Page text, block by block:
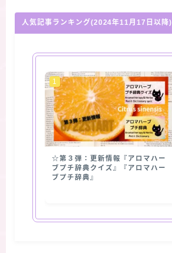
人気記事ランキング(2024年11月17日以降)
☆第３弾：更新情報『アロマハー
ブプチ辞典クイズ』『アロマハー
ブプチ辞典』